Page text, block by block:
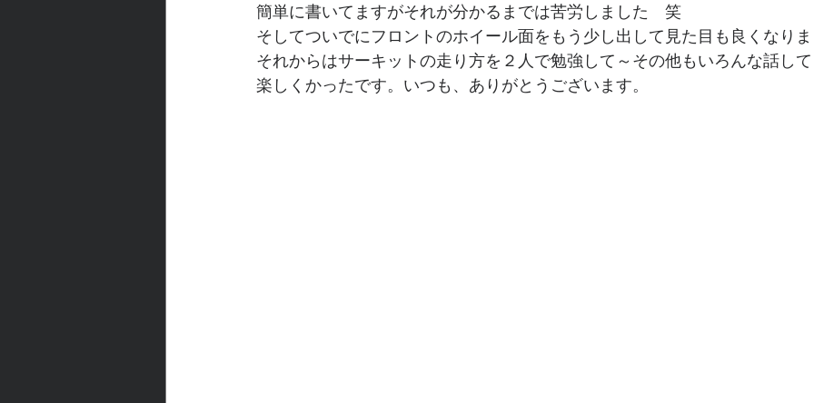
簡単に書いてますがそれが分かるまでは苦労しました　笑
そしてついでにフロントのホイール面をもう少し出して見た目も良くなり
それからはサーキットの走り方を２人で勉強して～その他もいろんな話し
楽しくかったです。いつも、ありがとうございます。